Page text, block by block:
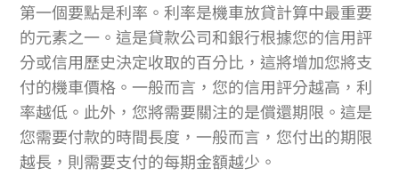
第一個要點是利率。利率是機車放貸計算中最重要
的元素之一。這是貸款公司和銀行根據您的信用評
分或信用歷史決定收取的百分比，這將增加您將支
付的機車價格。一般而言，您的信用評分越高，利
率越低。此外，您將需要關注的是償還期限。這是
您需要付款的時間長度，一般而言，您付出的期限
越長，則需要支付的每期金額越少。